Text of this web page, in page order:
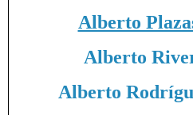
Alberto
Alberto
Alberto